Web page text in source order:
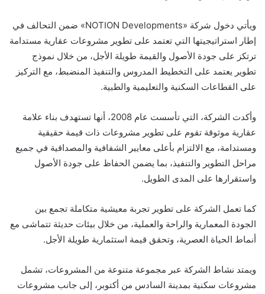
ويأتي دخول شركة «NOTION Developments» ضمن التحالف في
إطار استراتيجيتها التي تعتمد على تطوير مشروعات عقارية مستدامة
ترتكز على جودة الأصول والقيمة طويلة الأجل، من خلال نموذج
تطوير يعتمد على التخطيط المدروس والتنفيذ المنضبط، مع التركيز
على القطاعات السكنية والتعليمية والطبية.
وأكدت الشركة، التي تأسست عام 2008، أنها تستهدف بناء علامة
عقارية موثوقة تقوم على تطوير مشروعات ذات قيمة حقيقية
ومستدامة، مع الالتزام بأعلى معايير الشفافية والمصداقية في جميع
مراحل التطوير والتنفيذ، بما يضمن الحفاظ على جودة الأصول
واستقرارها على المدى الطويل.
كما تعمل الشركة على تطوير تجربة معيشية متكاملة تجمع بين
الجودة المعمارية والراحة والعملية، من خلال بيئات حديثة تتماشى مع
أنماط الحياة العصرية، وتحقق قيمة استثمارية طويلة الأجل.
ويمتد نشاط الشركة عبر مجموعة متنوعة من المشروعات، تشمل
مشروعات سكنية بمدينة السادس من أكتوبر، إلى جانب مشروعات